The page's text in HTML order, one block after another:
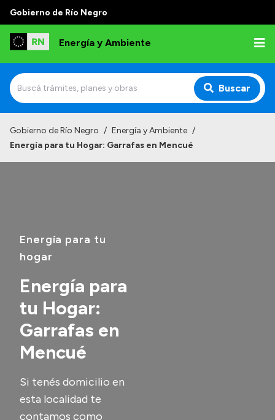
Gobierno de Río Negro
Energía y Ambiente
Buscar
Reportes
Transparencia
Presupuesto
Boletín Oficial
Compras y licitaciones
Consulta de expedientes
Consulta de pago a proveedores
Gobierno de Río Negro / Energía y Ambiente /
Energía para tu Hogar: Garrafas en Mencué
Energía para tu
hogar
Energía para
tu Hogar:
Garrafas en
Mencué
Si tenés domicilio en
esta localidad te
contamos como